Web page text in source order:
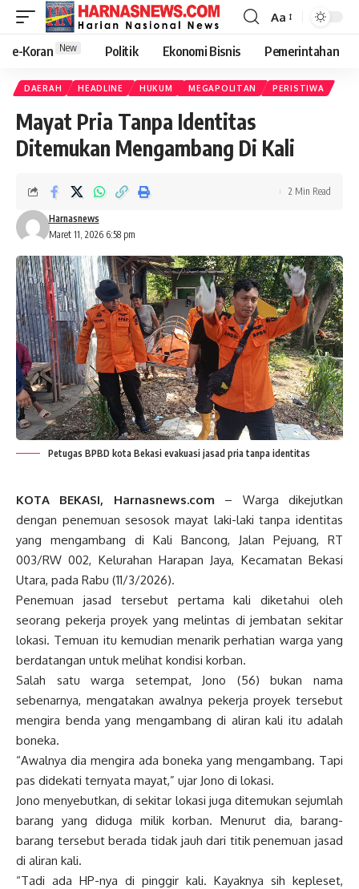
Aa
e-Koran New Politik Ekonomi Bisnis Pemerintahan
DAERAH HEADLINE HUKUM MEGAPOLITAN PERISTIWA
Mayat Pria Tanpa Identitas
Ditemukan Mengambang Di Kali
Maret 11, 2026 6:58 pm
Harnasnews
2 Min Read
Petugas BPBD kota Bekasi evakuasi jasad pria tanpa identitas
KOTA BEKASI, Harnasnews.com – Warga dikejutkan
dengan penemuan sesosok mayat laki-laki tanpa identitas
yang mengambang di Kali Bancong, Jalan Pejuang, RT
003/RW 002, Kelurahan Harapan Jaya, Kecamatan Bekasi
Utara, pada Rabu (11/3/2026).
Penemuan jasad tersebut pertama kali diketahui oleh
seorang pekerja proyek yang melintas di jembatan sekitar
lokasi. Temuan itu kemudian menarik perhatian warga yang
berdatangan untuk melihat kondisi korban.
Salah satu warga setempat, Jono (56) bukan nama
sebenarnya, mengatakan awalnya pekerja proyek tersebut
mengira benda yang mengambang di aliran kali itu adalah
boneka.
“Awalnya dia mengira ada boneka yang mengambang. Tapi
pas didekati ternyata mayat,” ujar Jono di lokasi.
Jono menyebutkan, di sekitar lokasi juga ditemukan sejumlah
barang yang diduga milik korban. Menurut dia, barang-
barang tersebut berada tidak jauh dari titik penemuan jasad
di aliran kali.
“Tadi ada HP-nya di pinggir kali. Kayaknya sih kepleset,